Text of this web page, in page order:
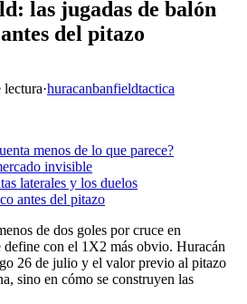
las jugadas de balón
del pitazo
lectura·huracanbanfieldtactica
menos de lo que parece?
invisible
laterales y los duelos
antes del pitazo
de dos goles por cruce en
define con el 1X2 más obvio. Huracán
26 de julio y el valor previo al pitazo
sino en cómo se construyen las